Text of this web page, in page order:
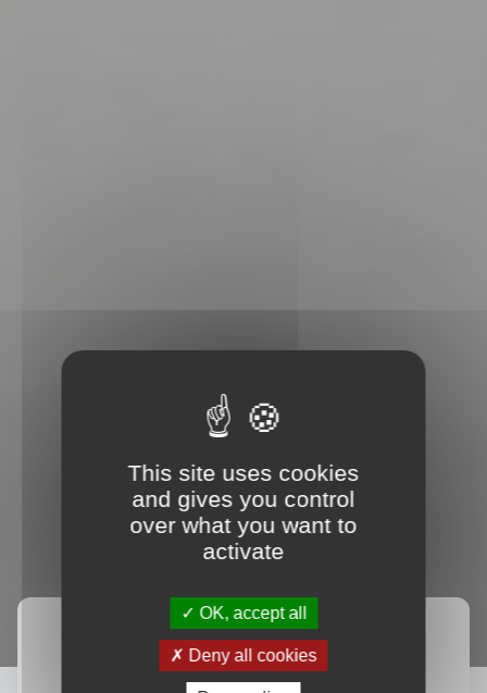
Accueil Actualités
This site uses cookies
and gives you control
over what you want to
activate
OK, accept all
Deny all cookies